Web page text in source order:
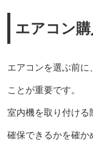
エアコン
エアコンを選ぶ前に
ことが重要です。
室内機を取り付ける
確保できるかを確か